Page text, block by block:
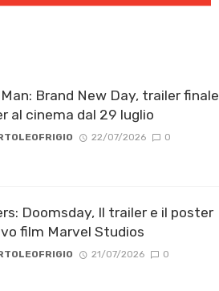
Brand New Day, trailer finale
al cinema dal 29 luglio
22/07/2026 0
Doomsday, Il trailer e il poster
film Marvel Studios
21/07/2026 0